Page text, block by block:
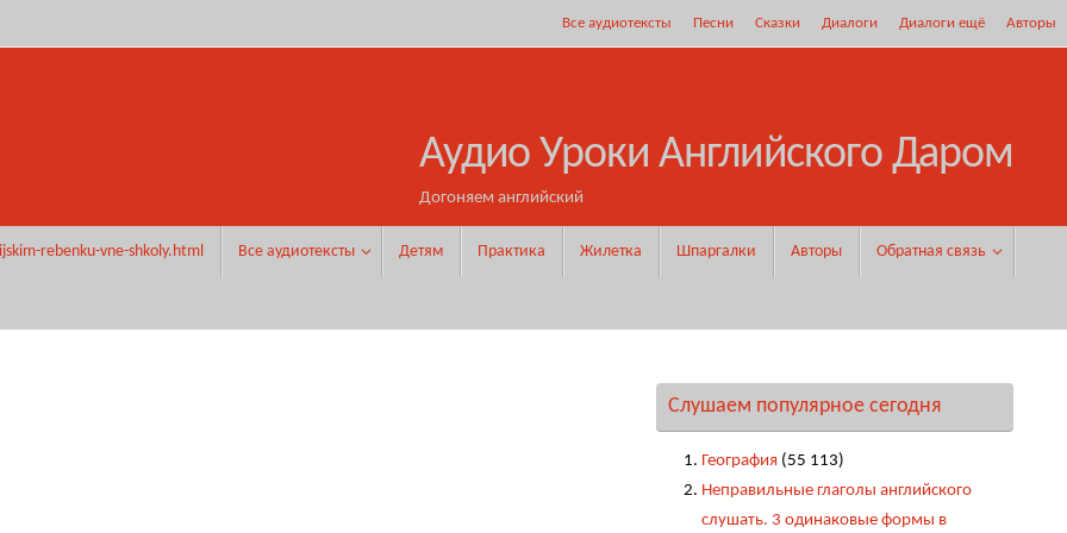
Все аудиотексты Песни Сказки Диалоги Диалоги ещё Авторы
Аудио Уроки Английского Даром
Догоняем английский
rebenku-vne-shkoly.html Все аудиотексты Детям Практика Жилетка Шпаргалки Авторы Обратная связь
Слушаем популярное сегодня
География (55 113)
Неправильные глаголы английского
слушать. 3 одинаковые формы в